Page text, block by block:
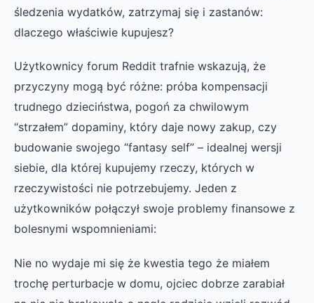
śledzenia wydatków, zatrzymaj się i zastanów:
dlaczego właściwie kupujesz?
Użytkownicy forum Reddit trafnie wskazują, że
przyczyny mogą być różne: próba kompensacji
trudnego dzieciństwa, pogoń za chwilowym
“strzałem” dopaminy, który daje nowy zakup, czy
budowanie swojego “fantasy self” – idealnej wersji
siebie, dla której kupujemy rzeczy, których w
rzeczywistości nie potrzebujemy. Jeden z
użytkowników połączył swoje problemy finansowe z
bolesnymi wspomnieniami:
Nie no wydaje mi się że kwestia tego że miałem
trochę perturbacje w domu, ojciec dobrze zarabiał